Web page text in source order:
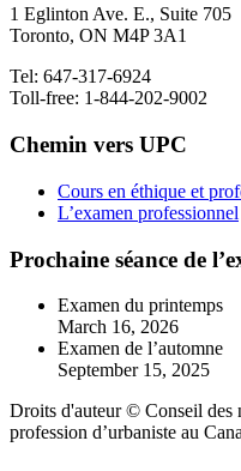
1 Eglinton Ave. E., Suite 705
Toronto, ON M4P 3A1
Tel: 647-317-6924
Toll-free: 1-844-202-9002
Chemin vers UPC
Cours en éthique et
L’examen professionnel
Prochaine séance de
Examen du printemps
March 16, 2026
Examen de l’automne
September 15, 2025
Droits d'auteur © Conseil des
profession d’urbaniste au